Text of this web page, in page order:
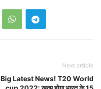
Next article
Big Latest News! T20 World